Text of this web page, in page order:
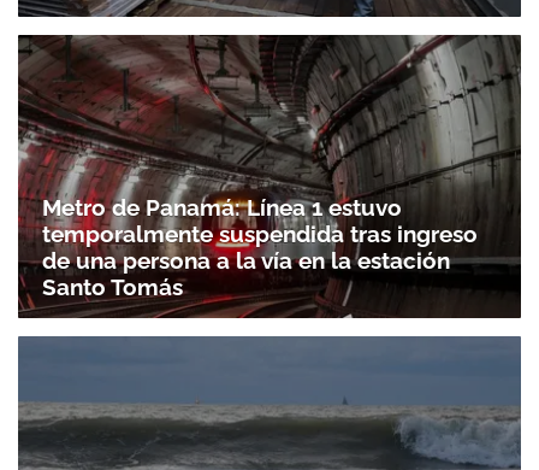
Metro de Panamá: Línea 1 estuvo
temporalmente suspendida tras ingreso
de una persona a la vía en la estación
Santo Tomás